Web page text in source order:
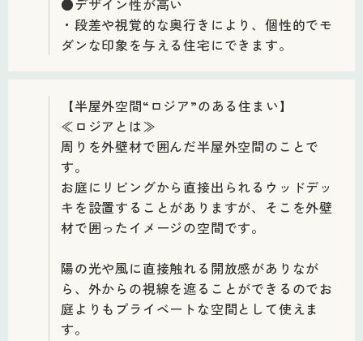
●デザイン性が高い
・段差や視覚的な奥行きにより、個性的でモ
ダンな印象を与える住宅にできます。
【半屋外空間“ロジア”のある住まい】
≪ロジアとは≫
周りを外壁材で囲んだ半屋外空間のことで
す。
お庭にリビングから直接出られるウッドデッ
キを設置することがありますが、そこを外壁
材で囲ったイメージの空間です。
陽の光や風に直接触れる開放感がありなが
ら、外からの視線を遮ることができるのでお
庭よりもプライベートな空間として使えま
す。